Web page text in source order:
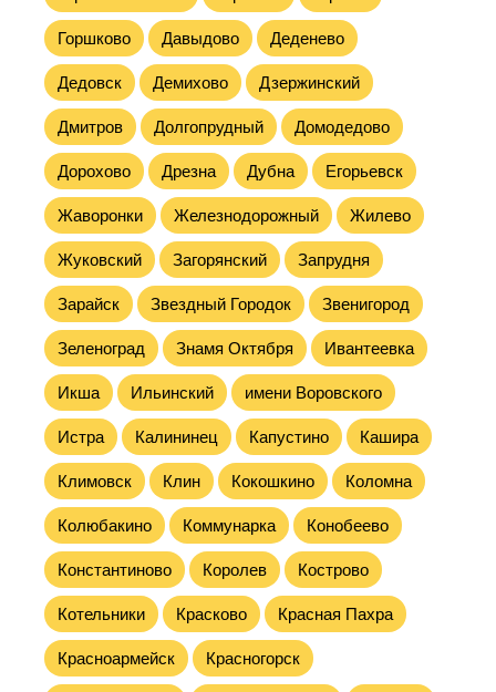
Горшково Давыдово Деденево
Дедовск Демихово Дзержинский
Дмитров Долгопрудный Домодедово
Дорохово Дрезна Дубна Егорьевск
Жаворонки Железнодорожный Жилево
Жуковский Загорянский Запрудня
Зарайск Звездный Городок Звенигород
Зеленоград Знамя Октября Ивантеевка
Икша Ильинский имени Воровского
Истра Калининец Капустино Кашира
Климовск Клин Кокошкино Коломна
Колюбакино Коммунарка Конобеево
Константиново Королев Кострово
Котельники Красково Красная Пахра
Красноармейск Красногорск